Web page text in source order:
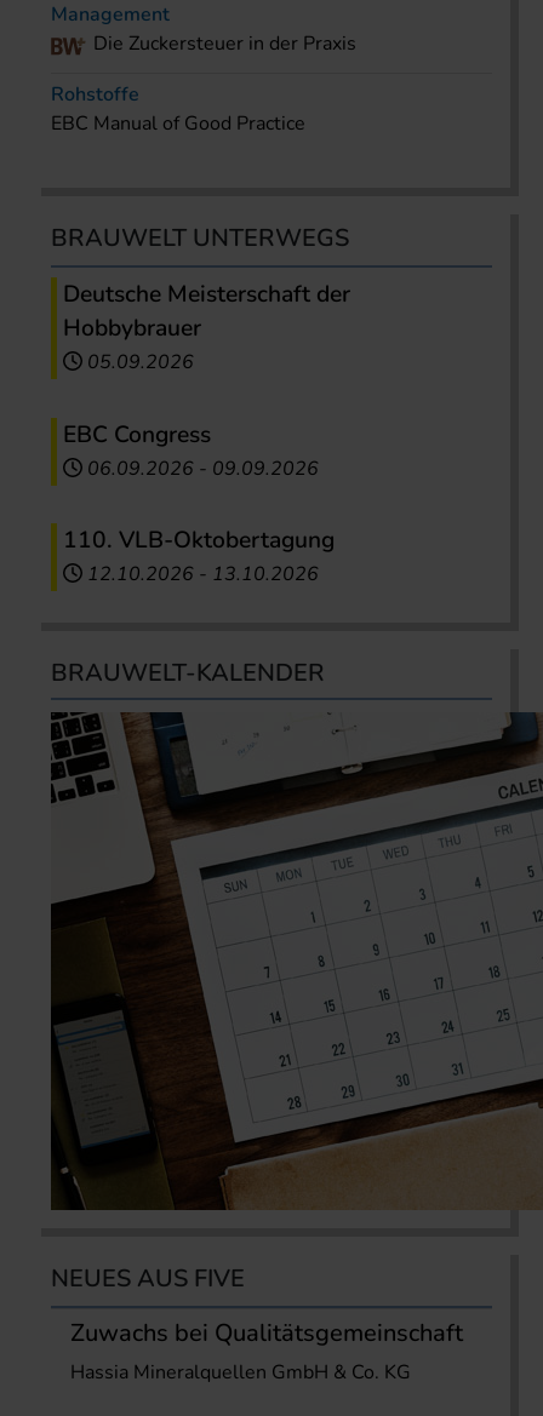
Management
Die Zuckersteuer in der Praxis
Rohstoffe
EBC Manual of Good Practice
BRAUWELT UNTERWEGS
Deutsche Meisterschaft der
Hobbybrauer
05.09.2026
EBC Congress
06.09.2026 - 09.09.2026
110. VLB-Oktobertagung
12.10.2026 - 13.10.2026
BRAUWELT-KALENDER
NEUES AUS FIVE
Zuwachs bei Qualitätsgemeinschaft
Hassia Mineralquellen GmbH & Co. KG